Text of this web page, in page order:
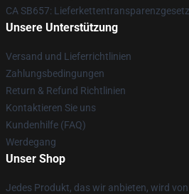
CA SB657: Lieferkettentransparenzgesetz
Unsere Unterstützung
Versand und Lieferrichtlinien
Zahlungsbedingungen
Return & Refund Richtlinien
Kontaktieren Sie uns
Kundenhilfe (FAQ)
Werdegang
Unser Shop
Jedes Produkt, das wir anbieten, wird